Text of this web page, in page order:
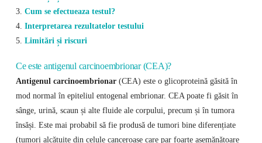
3. Cum se efectueaza testul?
4. Interpretarea rezultatelor testului
5. Limitări și riscuri
Ce este antigenul carcinoembrionar (CEA)?
Antigenul carcinoembrionar(CEA) este o glicoproteină găsită în
mod normal în epiteliul entogenal embrionar. CEA poate fi găsit în
sânge, urină, scaun și alte fluide ale corpului, precum și în tumora
însăși. Este mai probabil să fie produsă de tumori bine diferențiate
(tumori alcătuite din celule canceroase care par foarte asemănătoare